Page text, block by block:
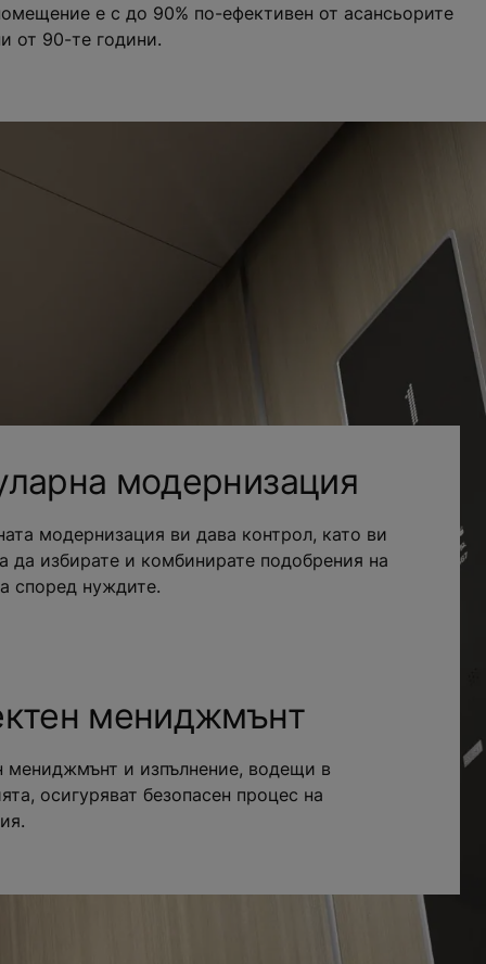
е с до 90% по-ефективен от асансьорите
от 90-те години.
модернизация
модернизация ви дава контрол, като ви
да избирате и комбинирате подобрения на
според нуждите.
мениджмънт
мениджмънт и изпълнение, водещи в
осигуряват безопасен процес на